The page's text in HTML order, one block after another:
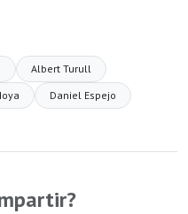
Albert Turull
Daniel Espejo